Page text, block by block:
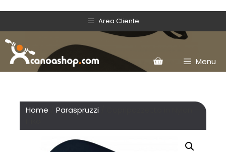
Area Cliente
Menu
Home Paraspruzzi